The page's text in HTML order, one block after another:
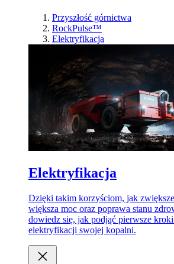
Przyszłość górnictwa
RockPulse™
Elektryfikacja
Elektryfikacja
Dzięki takim korzyściom, jak
większa moc oraz poprawa stanu
dowiedz się, jak podjąć pierwsze
elektryfikacji swojej kopalni.